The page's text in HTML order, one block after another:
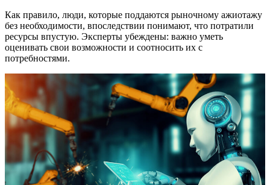
Как правило, люди, которые поддаются рыночному ажиотажу
без необходимости, впоследствии понимают, что потратили
ресурсы впустую. Эксперты убеждены: важно уметь
оценивать свои возможности и соотносить их с
потребностями.